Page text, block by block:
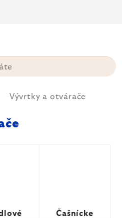
Vývrtky a otvárače
Čašnícke